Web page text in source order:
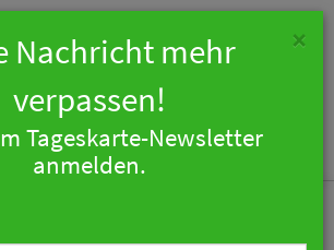
×
Nachricht mehr
verpassen!
Tageskarte-Newsletter
anmelden.